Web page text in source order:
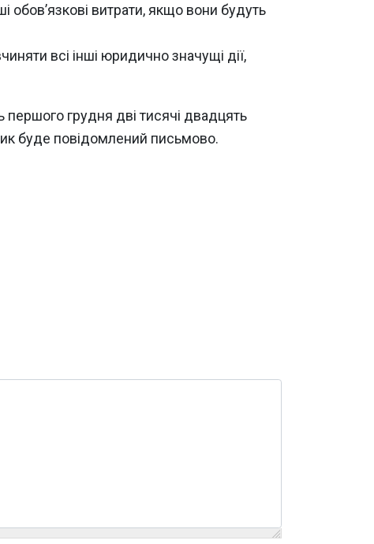
обов’язкові витрати, якщо вони будуть
всі інші юридично значущі дії,
грудня дві тисячі двадцять
буде повідомлений письмово.